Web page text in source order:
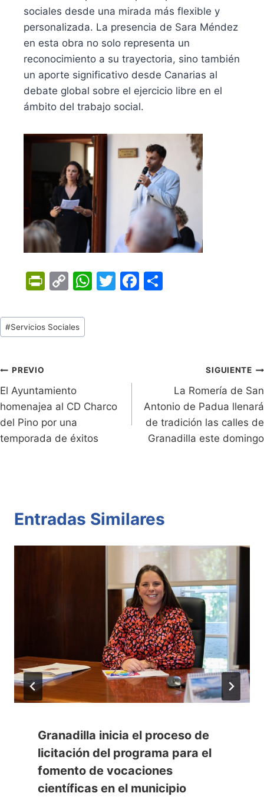
sociales desde una mirada más flexible y
personalizada. La presencia de Sara Méndez
en esta obra no solo representa un
reconocimiento a su trayectoria, sino también
un aporte significativo desde Canarias al
debate global sobre el ejercicio libre en el
ámbito del trabajo social.
Pr
tF
ri
dl
y
C
p
y
k
W T
F
k
Tags
de
#Servicios Sociales
Navegación
de
entradas
PREVIO
El Ayuntamiento
homenajea al CD Charco
del Pino por una
temporada de éxitos
SIGUIENTE
La Romería de San
Antonio de Padua llenará
de tradición las calles de
Granadilla este domingo
Entradas Similares
Granadilla inicia el proceso de
licitación del programa para el
fomento de vocaciones
científicas en el municipio